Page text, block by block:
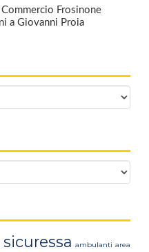
Frosinone
a Giovanni Proia
ambulanti area